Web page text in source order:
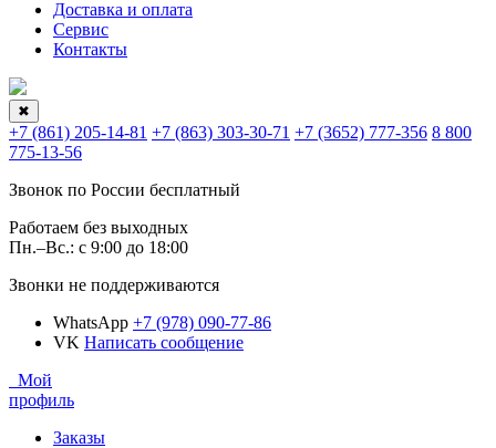
Доставка и оплата
Сервис
Контакты
✖
+7 (861) 205-14-81 +7 (863) 303-30-71 +7 (3652) 777-356 8 800
775-13-56
Звонок по России бесплатный
Работаем без выходных
Пн.–Вс.: с 9:00 до 18:00
Звонки не поддерживаются
WhatsApp +7 (978) 090-77-86
VK Написать сообщение
Мой
профиль
Заказы